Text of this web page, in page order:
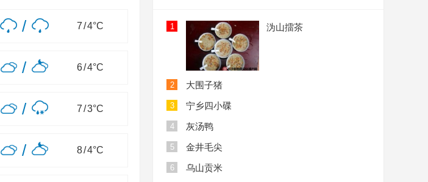
/ 7/4°C
/ 6/4°C
/ 7/3°C
/ 8/4°C
1 沩山擂茶
2 大围子猪
3 宁乡四小碟
4 灰汤鸭
5 金井毛尖
6 乌山贡米